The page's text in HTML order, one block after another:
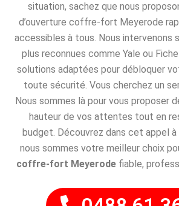
situation, sachez que nous
d’ouverture coffre-fort Meyerode
accessibles à tous. Nous intervenons
plus reconnues comme Yale ou
solutions adaptées pour débloquer
toute sécurité. Vous cherchez un
Nous sommes là pour vous proposer
hauteur de vos attentes tout en
budget. Découvrez dans cet appel à
nous sommes votre meilleur choix
coffre-fort Meyerode fiable,